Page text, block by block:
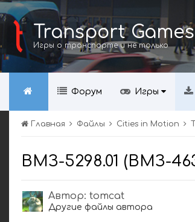
Transport Games
Игры о транспорте и не только
Форум Игры
Главная Файлы Cities in Motion
ВМЗ-5298.01 (ВМЗ-
Автор: tomcat
Другие файлы автора